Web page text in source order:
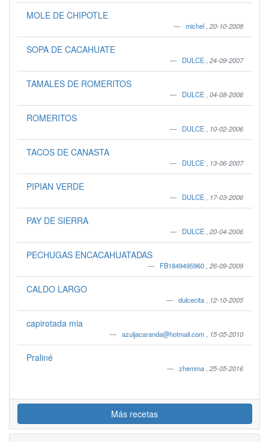
MOLE DE CHIPOTLE
michel 20-10-2008
SOPA DE CACAHUATE
DULCE 24-09-2007
TAMALES DE ROMERITOS
DULCE 04-08-2006
ROMERITOS
DULCE 10-02-2006
TACOS DE CANASTA
DULCE 13-06-2007
PIPIAN VERDE
DULCE 17-03-2006
PAY DE SIERRA
DULCE 20-04-2006
PECHUGAS ENCACAHUATADAS
FB1849495960 26-09-2009
CALDO LARGO
dulcecita 12-10-2005
capirotada mia
azuljacaranda@hotmail.com 15-05-2010
Praliné
zhemma 25-05-2016
Más recetas